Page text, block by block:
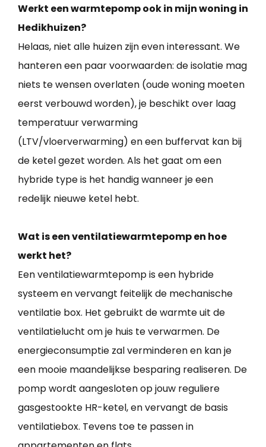
Werkt een warmtepomp ook in mijn woning in
Hedikhuizen?
Helaas, niet alle huizen zijn even interessant. We
hanteren een paar voorwaarden: de isolatie mag
niets te wensen overlaten (oude woning moeten
eerst verbouwd worden), je beschikt over laag
temperatuur verwarming
(LTV/vloerverwarming) en een buffervat kan bij
de ketel gezet worden. Als het gaat om een
hybride type is het handig wanneer je een
redelijk nieuwe ketel hebt.
Wat is een ventilatiewarmtepomp en hoe
werkt het?
Een ventilatiewarmtepomp is een hybride
systeem en vervangt feitelijk de mechanische
ventilatie box. Het gebruikt de warmte uit de
ventilatielucht om je huis te verwarmen. De
energieconsumptie zal verminderen en kan je
een mooie maandelijkse besparing realiseren. De
pomp wordt aangesloten op jouw reguliere
gasgestookte HR-ketel, en vervangt de basis
ventilatiebox. Tevens toe te passen in